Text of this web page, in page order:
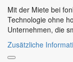
Mit der Miete bei
Technologie ohne
Unternehmen, die
Zusätzliche